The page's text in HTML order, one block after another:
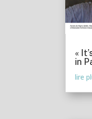
«
in
lire